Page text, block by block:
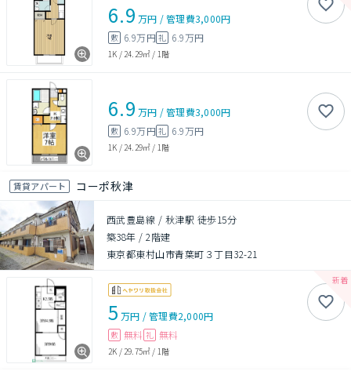
6.9 万円 /管理費3,000円
敷 6.9万円礼 6.9万円
1K /24.29㎡ / 1階
6.9 万円 /管理費3,000円
敷 6.9万円礼 6.9万円
1K / 24.29㎡ / 1階
賃貸アパート コーポ秋津
西武豊島線 / 秋津駅 徒歩15分
築38年 /2階建
東京都東村山市青葉町３丁目32-21
5 万円 /管理費2,000円
敷 無料 礼 無料
2K /29.75㎡ / 1階